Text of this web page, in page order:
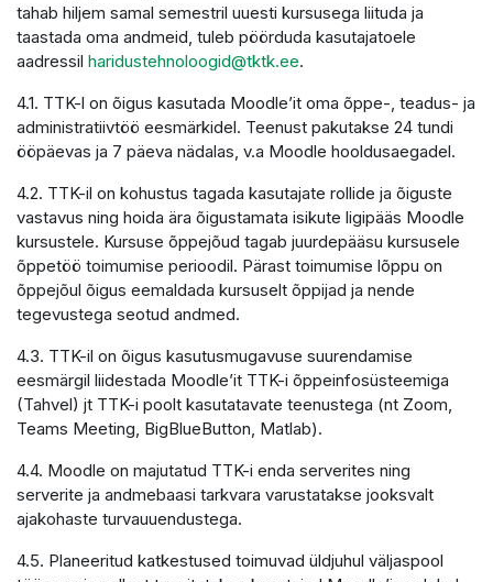
tahab hiljem samal semestril uuesti kursusega liituda ja
taastada oma andmeid, tuleb pöörduda kasutajatoele
aadressil haridustehnoloogid@tktk.ee.
4.1. TTK-l on õigus kasutada Moodle’it oma õppe-, teadus- ja
administratiivtöö eesmärkidel. Teenust pakutakse 24 tundi
ööpäevas ja 7 päeva nädalas, v.a Moodle hooldusaegadel.
4.2. TTK-il on kohustus tagada kasutajate rollide ja õiguste
vastavus ning hoida ära õigustamata isikute ligipääs Moodle
kursustele. Kursuse õppejõud tagab juurdepääsu kursusele
õppetöö toimumise perioodil. Pärast toimumise lõppu on
õppejõul õigus eemaldada kursuselt õppijad ja nende
tegevustega seotud andmed.
4.3. TTK-il on õigus kasutusmugavuse suurendamise
eesmärgil liidestada Moodle’it TTK-i õppeinfosüsteemiga
(Tahvel) jt TTK-i poolt kasutatavate teenustega (nt Zoom,
Teams Meeting, BigBlueButton, Matlab).
4.4. Moodle on majutatud TTK-i enda serverites ning
serverite ja andmebaasi tarkvara varustatakse jooksvalt
ajakohaste turvauuendustega.
4.5. Planeeritud katkestused toimuvad üldjuhul väljaspool